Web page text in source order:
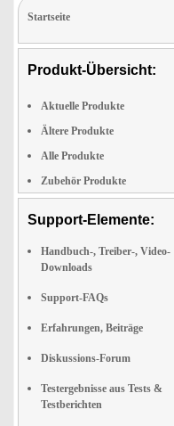
Startseite
Produkt-Übersicht:
Aktuelle Produkte
Ältere Produkte
Alle Produkte
Zubehör Produkte
Support-Elemente:
Handbuch-, Treiber-, Video-
Downloads
Support-FAQs
Erfahrungen, Beiträge
Diskussions-Forum
Testergebnisse aus Tests &
Testberichten